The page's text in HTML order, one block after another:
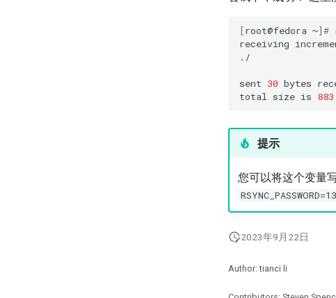
[root@fedora ~]#
receiving
./
sent 30 bytes
total
size is 883
提示
您可以将这个变量
2023年9月22日
Author: tianci li